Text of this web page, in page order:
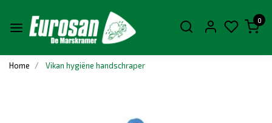
0
Home Vikan hygiëne handschraper